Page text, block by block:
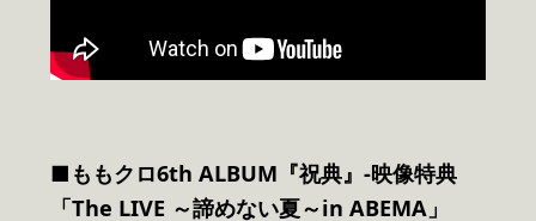
■ももクロ6th ALBUM『祝典』-映像特典
「The LIVE ～諦めない夏～in ABEMA」